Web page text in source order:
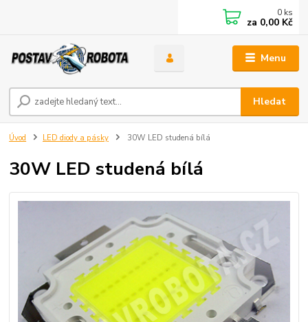
Menu
Hledat
0 ks
za 0,00 Kč
Úvod LED diody a pásky 30W LED studená bílá
30W LED studená bílá